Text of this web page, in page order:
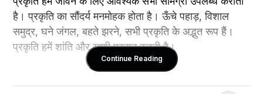
है। प्रकृति का सौंदर्य मनमोहक होता है। ऊँचे पहाड़, विशाल
समुद्र, घने जंगल, बहते झरने, सभी प्रकृति के अद्भुत रूप हैं।
प्रकृति हमें शांति और ख़ुशी प्रदान करती है।
Continue Reading